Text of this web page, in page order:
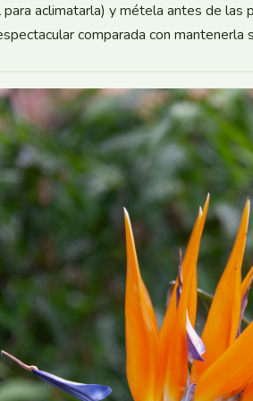
aclimatarla) y métela antes de las
comparada con mantenerla